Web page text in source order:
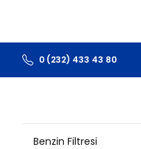
0 (232) 433 43 80
Benzin Filtresi